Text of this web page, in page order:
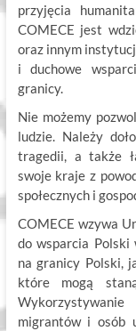
przyjęcia
COMECE jest
oraz innym
i duchowe
granicy.
Nie możemy
ludzie. Należy
tragedii, a także
swoje kraje z
społecznych i
COMECE wzywa
do wsparcia Polski
na granicy Polski,
które mogą
migrantów i osób